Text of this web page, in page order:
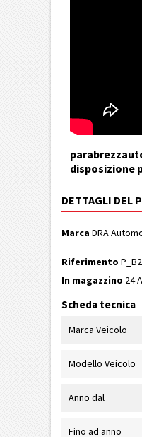
disposizione
DETTAGLI DEL
Marca DRA
Riferimento
In magazzino 24
Scheda tecnica
Marca Veicolo
Modello Veicolo
Anno dal
Fino ad anno